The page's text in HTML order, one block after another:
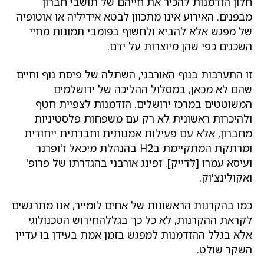
מבפנים. האירוע אינו מתכוון לבטא אידיליה או אוטופיה
של מפגש אלא להביא ולחשוף בפומבי תמונות מחיי
השכנים כפי שהן מיוצרות על ידם.
זו התערבות בנוף האורבני, השתלה של פיסת נוף וחיים
שהם לא מכאן, במסלול ההליכה של ירושלמים
המשוטטים במרכז ירושלים. הזדמנות לצפיית חטף
ולהיכרות ראשונית לא רק עם משפחות פלסטיניות
מחברון, אלא עם פעילות אמנותית וחברתית ייחודית
ומרתקת המתקיימת בH2 בהנהלת מיכאל ז'ופרנר
ועיסא עמרו [לדייק]. זפינג אורבני בהגדרתו של פרופ'
ואקולינצ'וק.
כמו בהקרנות הראשונות של אחים לומייר, אנו מתרגשים
לקראת ההקרנות, לא כל כך בגללהחידוש הטכנולוגי
אלא בגלל ההזדמנות למפגש בזמן אמת בעידן בו עדיין
השקר שולט.